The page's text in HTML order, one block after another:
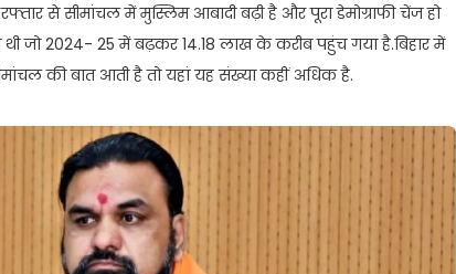
से सीमांचल में मुस्लिम आबादी बढ़ी है और पूरा डेमोग्राफी चेंज हो
थी जो 2024- 25 में बढ़कर 14.18 लाख के करीब पहुंच गया है.बिहार में
की बात आती है तो यहां यह संख्या कहीं अधिक है.